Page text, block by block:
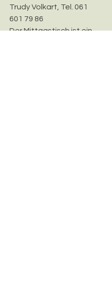
Trudy Volkart, Tel. 061
601 79 86
Der Mittagstisch ist ein